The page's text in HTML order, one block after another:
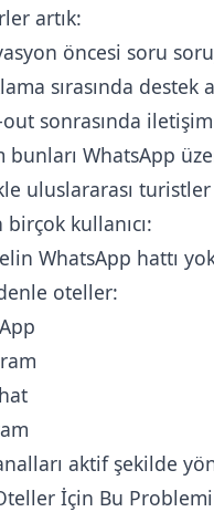
artık:
öncesi soru
sırasında destek
out sonrasında
bunları WhatsApp
uluslararası
kullanıcı:
WhatsApp hattı
oteller:
aktif şekilde
İçin Bu Problemi